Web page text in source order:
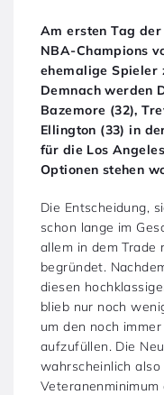
Am ersten Tag
NBA-Champions
ehemalige Spieler
Demnach werden
Bazemore (32),
Ellington (33) in
für die Los
Optionen stehen
Die Entscheidung,
schon lange im
allem in dem Trade
begründet.
diesen
blieb nur noch
um den noch
aufzufüllen. Die
wahrscheinlich